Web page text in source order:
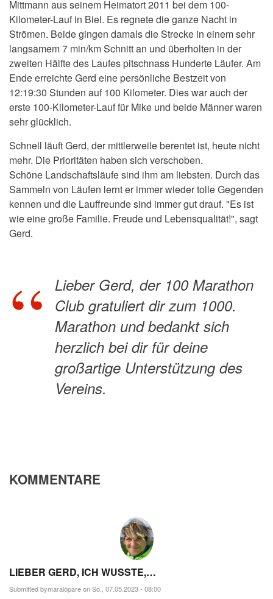
Mittmann aus seinem Heimatort 2011 bei dem 100-
Kilometer-Lauf in Biel. Es regnete die ganze Nacht in
Strömen. Beide gingen damals die Strecke in einem sehr
langsamem 7 min/km Schnitt an und überholten in der
zweiten Hälfte des Laufes pitschnass Hunderte Läufer. Am
Ende erreichte Gerd eine persönliche Bestzeit von
12:19:30 Stunden auf 100 Kilometer. Dies war auch der
erste 100-Kilometer-Lauf für Mike und beide Männer waren
sehr glücklich.
Schnell läuft Gerd, der mittlerweile berentet ist, heute nicht
mehr. Die Prioritäten haben sich verschoben.
Schöne Landschaftsläufe sind ihm am liebsten. Durch das
Sammeln von Läufen lernt er immer wieder tolle Gegenden
kennen und die Lauffreunde sind immer gut drauf. "Es ist
wie eine große Familie. Freude und Lebensqualität!", sagt
Gerd.
Lieber Gerd, der 100 Marathon
Club gratuliert dir zum 1000.
Marathon und bedankt sich
herzlich bei dir für deine
großartige Unterstützung des
Vereins.
KOMMENTARE
LIEBER GERD, ICH WUSSTE,…
Submitted bymaralöpareon So., 07.05.2023 - 08:00